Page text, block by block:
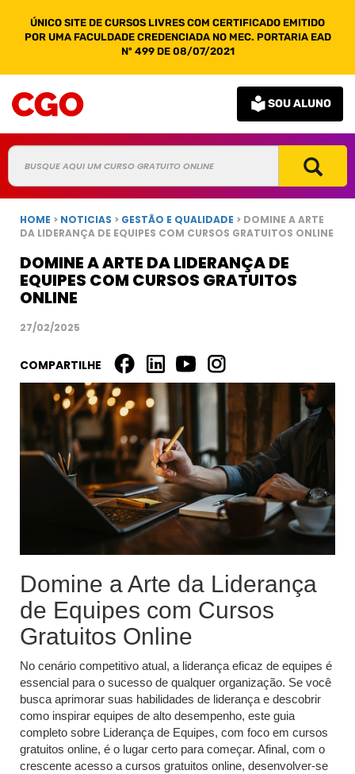
ÚNICO SITE DE CURSOS LIVRES COM CERTIFICADO EMITIDO
POR UMA FACULDADE CREDENCIADA NO MEC. PORTARIA EAD
Nº 499 DE 08/07/2021
SOU ALUNO
HOME > NOTICIAS > GESTÃO E QUALIDADE > DOMINE A ARTE
DA LIDERANÇA DE EQUIPES COM CURSOS GRATUITOS ONLINE
DOMINE A ARTE DA LIDERANÇA DE
EQUIPES COM CURSOS GRATUITOS
ONLINE
27/02/2025
COMPARTILHE
Domine a Arte da Liderança
de Equipes com Cursos
Gratuitos Online
No cenário competitivo atual, a liderança eficaz de equipes é
essencial para o sucesso de qualquer organização. Se você
busca aprimorar suas habilidades de liderança e descobrir
como inspirar equipes de alto desempenho, este guia
completo sobre Liderança de Equipes, com foco em cursos
gratuitos online, é o lugar certo para começar. Afinal, com o
crescente acesso a cursos gratuitos online, desenvolver-se